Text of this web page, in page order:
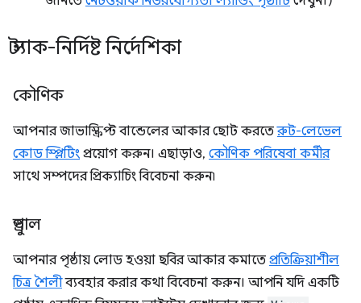
স্ট্যাক-নির্দিষ্ট নির্দেশিকা
কৌণিক
আপনার জাভাস্ক্রিপ্ট বান্ডেলের আকার ছোট করতেরুট-লেভেল
কোড স্প্লিটিং প্রয়োগ করুন। এছাড়াও, কৌণিক পরিষেবা কর্মীর
সাথে সম্পদের প্রিক্যাচিং বিবেচনা করুন৷
ড্রুপাল
আপনার পৃষ্ঠায় লোড হওয়া ছবির আকার কমাতে প্রতিক্রিয়াশীল
চিত্র শৈলীব্যবহার করার কথা বিবেচনা করুন। আপনি যদি একটি